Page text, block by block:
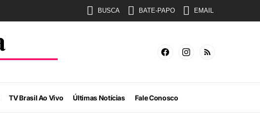
BUSCA BATE-PAPO EMAIL
TV Brasil Ao Vivo Últimas Notícias Fale Conosco